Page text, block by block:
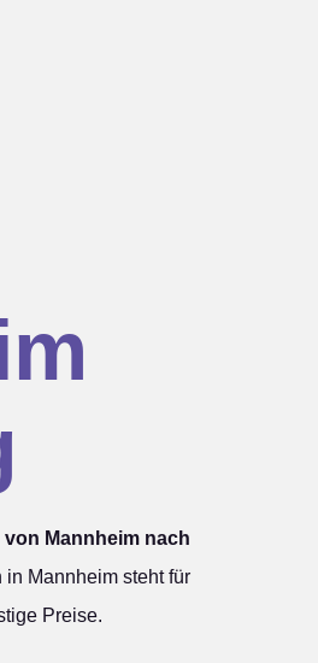
Mannheim nach
Mannheim steht für
Preise.